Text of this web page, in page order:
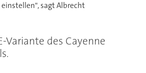
sagt Albrecht
Variante des Cayenne